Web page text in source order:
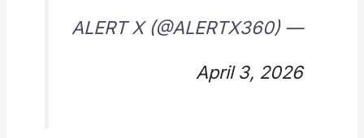
— ALERT X (@ALERTX360)
April 3, 2026